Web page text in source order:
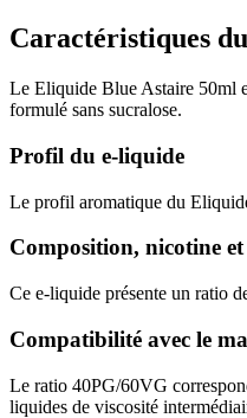
Caractéristiques
Le Eliquide Blue Astaire 50ml
formulé sans sucralose.
Profil du e-liquide
Le profil aromatique du
Composition, nicotine
Ce e-liquide présente un ratio
Compatibilité avec le
Le ratio 40PG/60VG
liquides de viscosité